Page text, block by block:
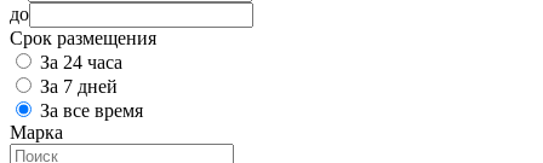
до
Срок размещения
За 24 часа
За 7 дней
За все время
Марка